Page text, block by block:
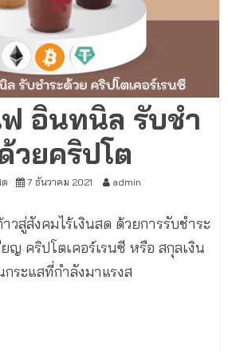
อินทนิล รับชำ
วยคริปโต
ด 7 ธันวาคม 2021 admin
สู่สังคมไร้เงินสด ด้วยการรับชำระ
ญ คริปโตเคอร์เรนซี หรือ สกุลเงิน
กระแสที่กำลังมาแรงส